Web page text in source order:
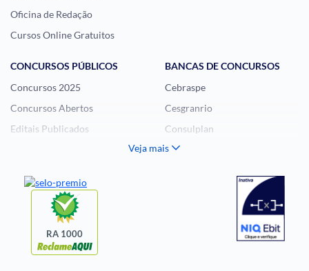
Oficina de Redação
Cursos Online Gratuitos
CONCURSOS PÚBLICOS
Concursos 2025
Concursos Abertos
Editais Publicados
Questões de Concurso
BANCAS DE CONCURSOS
Cebraspe
Cesgranrio
Consulplan
FCC
Veja mais
RA 1000